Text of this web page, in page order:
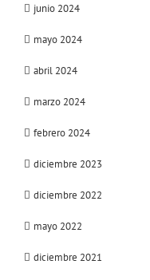
junio 2024
mayo 2024
abril 2024
marzo 2024
febrero 2024
diciembre 2023
diciembre 2022
mayo 2022
diciembre 2021